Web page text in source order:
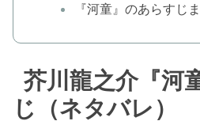
『河童』のあらすじ
芥川龍之介『河
じ（ネタバレ）